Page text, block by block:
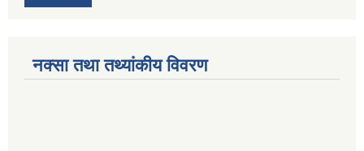
नक्सा तथा तथ्यांकीय विवरण